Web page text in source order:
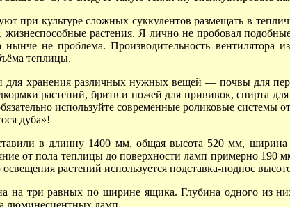
при культуре сложных суккулентов размещать в
растения. Я лично не пробовал
нынче не проблема. Производительность
теплицы.
хранения различных нужных вещей — почвы для
растений, бритв и ножей для прививок, спирта
используйте современные роликовые системы
дуба»!
в длинну 1400 мм, общая высота 520 мм, ширина
от пола теплицы до поверхности ламп примерно 190
растений используется подставка-поднос
на три равных по ширине ящика. Глубина одного из